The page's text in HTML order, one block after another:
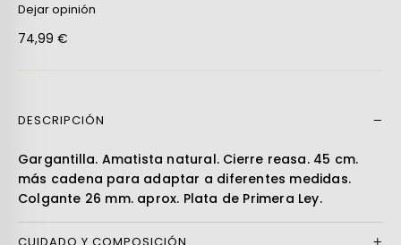
Dejar opinión
74,99 €
DESCRIPCIÓN
Gargantilla. Amatista natural. Cierre reasa. 45 cm.
más cadena para adaptar a diferentes medidas.
Colgante 26 mm. aprox. Plata de Primera Ley.